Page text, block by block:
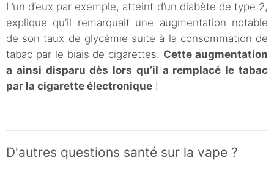
L’un d’eux par exemple, atteint d’un diabète de type 2,
explique qu’il remarquait une augmentation notable
de son taux de glycémie suite à la consommation de
tabac par le biais de cigarettes. Cette augmentation
a ainsi disparu dès lors qu’il a remplacé le tabac
par la cigarette électronique !
D'autres questions santé sur la vape ?